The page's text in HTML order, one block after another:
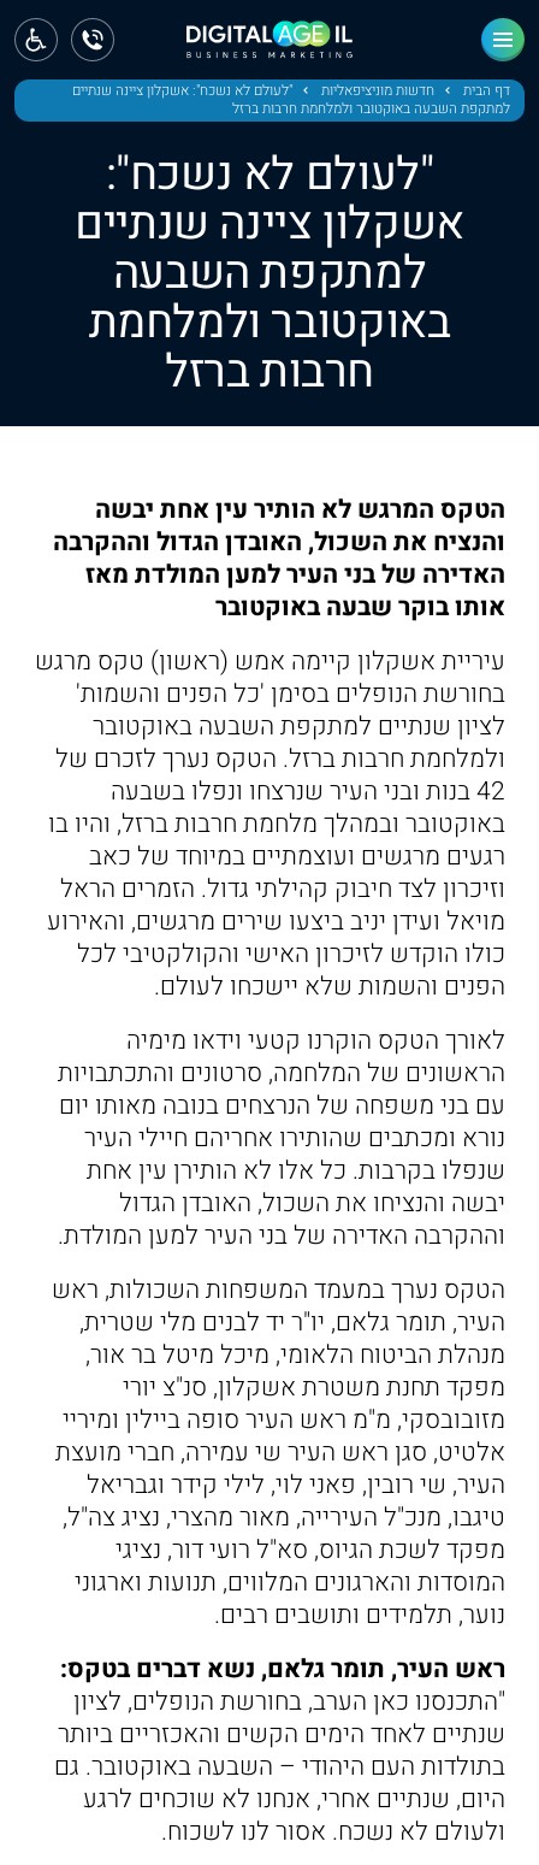
דף הבית חדשות מוניציפאליות
"לעולם לא נשכח": אשקלון ציינה שנתיים
למתקפת השבעה באוקטובר ולמלחמת חרבות ברזל
"לעולם לא נשכח":
אשקלון ציינה שנתיים
למתקפת השבעה
באוקטובר ולמלחמת
חרבות ברזל
הטקס המרגש לא הותיר עין אחת יבשה
והנציח את השכול, האובדן הגדול וההקרבה
האדירה של בני העיר למען המולדת מאז
אותו בוקר שבעה באוקטובר
עיריית אשקלון קיימה אמש (ראשון) טקס מרגש
בחורשת הנופלים בסימן 'כל הפנים והשמות'
לציון שנתיים למתקפת השבעה באוקטובר
ולמלחמת חרבות ברזל. הטקס נערך לזכרם של
42 בנות ובני העיר שנרצחו ונפלו בשבעה
באוקטובר ובמהלך מלחמת חרבות ברזל, והיו בו
רגעים מרגשים ועוצמתיים במיוחד של כאב
וזיכרון לצד חיבוק קהילתי גדול. הזמרים הראל
מויאל ועידן יניב ביצעו שירים מרגשים, והאירוע
כולו הוקדש לזיכרון האישי והקולקטיבי לכל
הפנים והשמות שלא יישכחו לעולם.
לאורך הטקס הוקרנו קטעי וידאו מימיה
הראשונים של המלחמה, סרטונים והתכתבויות
עם בני משפחה של הנרצחים בנובה מאותו יום
נורא ומכתבים שהותירו אחריהם חיילי העיר
שנפלו בקרבות. כל אלו לא הותירן עין אחת
יבשה והנציחו את השכול, האובדן הגדול
וההקרבה האדירה של בני העיר למען המולדת.
הטקס נערך במעמד המשפחות השכולות, ראש
העיר, תומר גלאם, יו"ר יד לבנים מלי שטרית,
מנהלת הביטוח הלאומי, מיכל מיטל בר אור,
מפקד תחנת משטרת אשקלון, סנ"צ יורי
מזובובסקי, מ"מ ראש העיר סופה ביילין ומיריי
אלטיט, סגן ראש העיר שי עמירה, חברי מועצת
העיר, שי רובין, פאני לוי, לילי קידר וגבריאל
טיגבו, מנכ"ל העירייה, מאור מהצרי, נציג צה"ל,
מפקד לשכת הגיוס, סא"ל רועי דור, נציגי
המוסדות והארגונים המלווים, תנועות וארגוני
נוער, תלמידים ותושבים רבים.
ראש העיר, תומר גלאם, נשא דברים בטקס:
"התכנסנו כאן הערב, בחורשת הנופלים, לציון
שנתיים לאחד הימים הקשים והאכזריים ביותר
בתולדות העם היהודי – השבעה באוקטובר. גם
היום, שנתיים אחרי, אנחנו לא שוכחים לרגע
ולעולם לא נשכח. אסור לנו לשכוח.
ראשי
חדשות
מחוז חיפה
מחוז מרכז
מחוז דרום
ירושלים
תל אביב